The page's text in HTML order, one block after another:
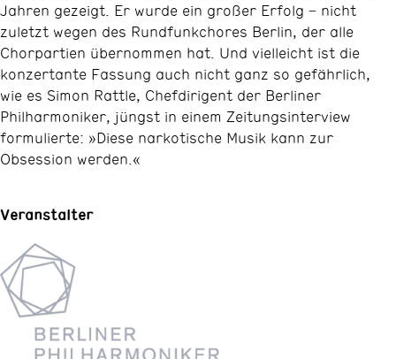
Jahren gezeigt. Er wurde ein großer Erfolg − nicht
zuletzt wegen des Rundfunkchores Berlin, der alle
Chorpartien übernommen hat. Und vielleicht ist die
konzertante Fassung auch nicht ganz so gefährlich,
wie es Simon Rattle, Chefdirigent der Berliner
Philharmoniker, jüngst in einem Zeitungsinterview
formulierte: »Diese narkotische Musik kann zur
Obsession werden.«
Veranstalter